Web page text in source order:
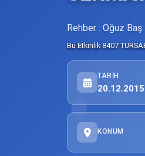
Rehber : Oğuz Baş
Bu Etkinlik 8407
TARIH
20.12.2015
KONUM